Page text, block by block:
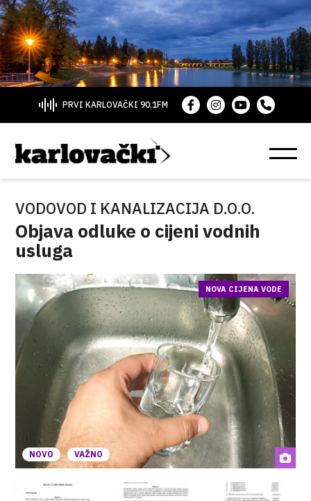
PRVI KARLOVAČKI 90.1FM
VODOVOD I KANALIZACIJA D.O.O.
Objava odluke o cijeni vodnih
usluga
NOVO VAŽNO
NOVA CIJENA VODE